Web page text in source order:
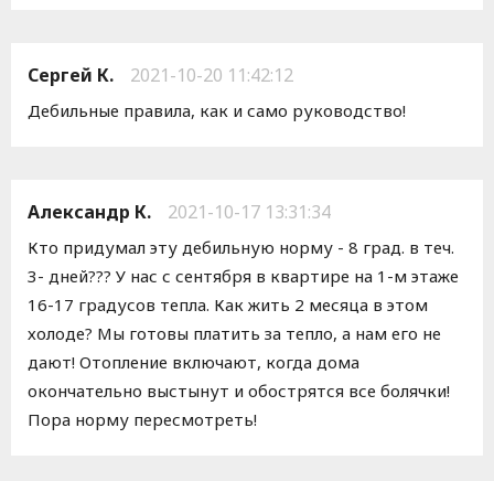
Сергей К. 2021-10-20 11:42:12
Дебильные правила, как и само руководство!
Александр К. 2021-10-17 13:31:34
Кто придумал эту дебильную норму - 8 град. в теч.
3- дней??? У нас с сентября в квартире на 1-м этаже
16-17 градусов тепла. Как жить 2 месяца в этом
холоде? Мы готовы платить за тепло, а нам его не
дают! Отопление включают, когда дома
окончательно выстынут и обострятся все болячки!
Пора норму пересмотреть!